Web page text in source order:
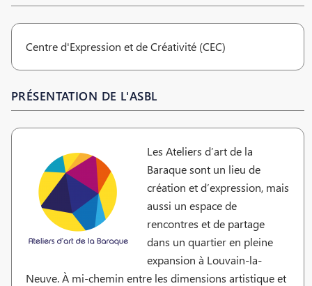
Centre d'Expression et de Créativité (CEC)
PRÉSENTATION DE L'ASBL
Les Ateliers d’art de la
Baraque sont un lieu de
création et d’expression, mais
aussi un espace de
rencontres et de partage
dans un quartier en pleine
expansion à Louvain-la-
Neuve. À mi-chemin entre les dimensions artistique et